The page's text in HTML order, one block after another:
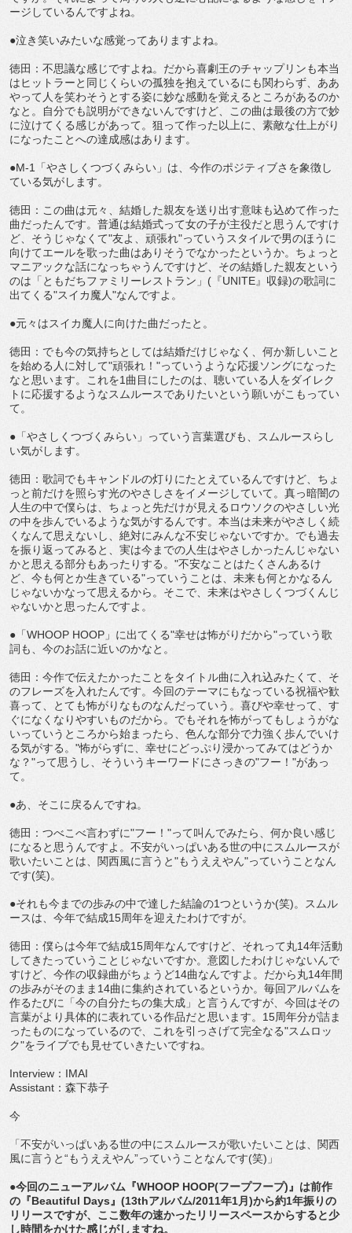
ージしているんですよね。
●泣き笑いみたいな感覚ってありますよね。
徳田：不思議な感じですよね。だから喜劇王のチャップリンも本当
はヒットラーと同じくらいの孤独を抱えているにも関わらず、ああ
やって人を笑わそうとする姿に妙な感動を覚えるところがあるのか
なと。自分でも説明ができないんですけど、この曲は最後の方で妙
に泣けてくる感じがあって。狙って作った以上に、素敵な仕上がり
になったことへの達成感はあります。
●M-1「やさしくつづくみらい」は、今作のポジティブさを象徴し
ている気がします。
徳田：この曲は元々、結婚した親友を送り出す意味も込めて作った
曲だったんです。普通は結婚式って女の子が主役だと思うんですけ
ど、そうじゃなくて"友よ、頑張れ"っていうスタイルで男のほうに
向けてエールを歌った曲はありそうでなかったというか。ちょっと
マニアックな話になっちゃうんですけど、その結婚した親友という
のは「ともだちファミリーレストラン」(『UNITE』収録)の歌詞に
出てくる"スイカ魔人"なんですよ。
●元々はスイカ魔人に向けた曲だったと。
徳田：でも今の気持ちとしては結婚だけじゃなく、何か新しいこと
を始める人に対して"頑張れ！"っていうような応援ソングになった
なと思います。これを1曲目にしたのは、聴いている人をダイレク
トに応援するようなスムルースでありたいという願いがこもってい
て。
●「やさしくつづくみらい」っていう言葉選びも、スムルースらし
い気がします。
徳田：歌詞でもキャンドルの灯りにたとえているんですけど、ちょ
っと前だけを照らす光のやさしさをイメージしていて。真っ暗闇の
人生の中で僕らは、ちょっと先だけが見えるロウソクのやさしい光
の中を歩んでいるような気がするんです。本当は未来がやさしく続
くなんて思えないし、絶対にみんな不安じゃないですか。でも過去
を振り返ってみると、実は今までの人生はやさしかったんじゃない
かと思える部分もあったりする。"不安なことはたくさんあるけ
ど、今も何とか生きている"っていうことは、未来も何とかなるん
じゃないかなって思えるから。そこで、未来はやさしくつづくんじ
ゃないかと思ったんですよ。
●「WHOOP HOOP」に出てくる"幸せは怖がりだから"っていう歌
詞も、今のお話に近いのかなと。
徳田：今作で伝えたかったことをタイトル曲に入れ込みたくて、そ
のフレーズを入れたんです。今回のテーマにもなっている祝福や歓
喜って、とても怖がりなものなんだっていう。喜びや幸せって、す
ぐになくなりやすいものだから。でもそれを怖がってもしょうがな
いっていうところから始まったら、色んな部分で力強く歩んでいけ
る気がする。"怖がらずに、幸せにどっぷり浸かってみてはどうか
な？"って思うし、そういうキーワードにさっきの"フー！"があっ
て。
●あ、そこに戻るんですね。
徳田：つべこべ言わずに"フー！"って叫んでみたら、何か良い感じ
になると思うんですよ。不安がいっぱいある世の中にスムルースが
歌いたいことは、関西風に言うと"もうええやん"っていうことなん
です(笑)。
●それも今までの歩みの中で達した結論の1つというか(笑)。スムル
ースは、今年で結成15周年を迎えたわけですが。
徳田：僕らは今年で結成15周年なんですけど、それって丸14年活動
してきたっていうことじゃないですか。意図したわけじゃないんで
すけど、今作の収録曲がちょうど14曲なんですよ。だから丸14年間
の歩みがそのまま14曲に集約されているというか。毎回アルバムを
作るたびに「今の自分たちの集大成」と言うんですが、今回はその
言葉がより具体的に表れている作品だと思います。15周年分が詰ま
ったものになっているので、これを引っさげて完全なる"スムロッ
ク"をライブでも見せていきたいですね。
Interview：IMAI
Assistant：森下恭子
今
「不安がいっぱいある世の中にスムルースが歌いたいことは、関西
風に言うと“もうええやん”っていうことなんです(笑)」
●今回のニューアルバム『WHOOP HOOP(フープフープ)』は前作
の『Beautiful Days』(13thアルバム/2011年1月)から約1年振りの
リリースですが、ここ数年の速かったリリースペースからすると少
し時間をかけた感じがしますね。